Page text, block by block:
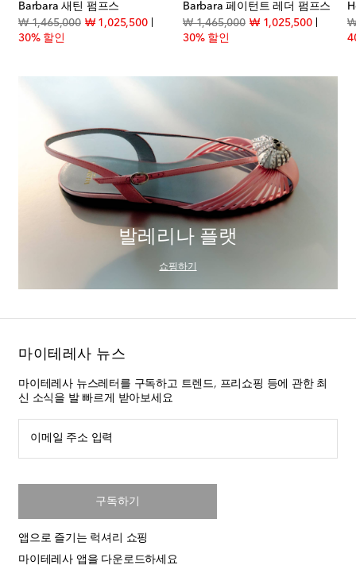
Barbara 새틴 펌프스
₩ 1,465,000original price
₩ 1,025,500discount price
30% 할인
Barbara 페이턴트 레더 펌프스
₩ 1,465,000original price
₩ 1,025,500discount
30% 할인
₩
price
발레리나 플랫
쇼핑하기
마이테레사 뉴스
마이테레사 뉴스레터를 구독하고 트렌드, 프리쇼핑 등에 관한 최
신 소식을 발 빠르게 받아보세요
이메일 주소 입력
구독하기
앱으로 즐기는 럭셔리 쇼핑
마이테레사 앱을 다운로드하세요